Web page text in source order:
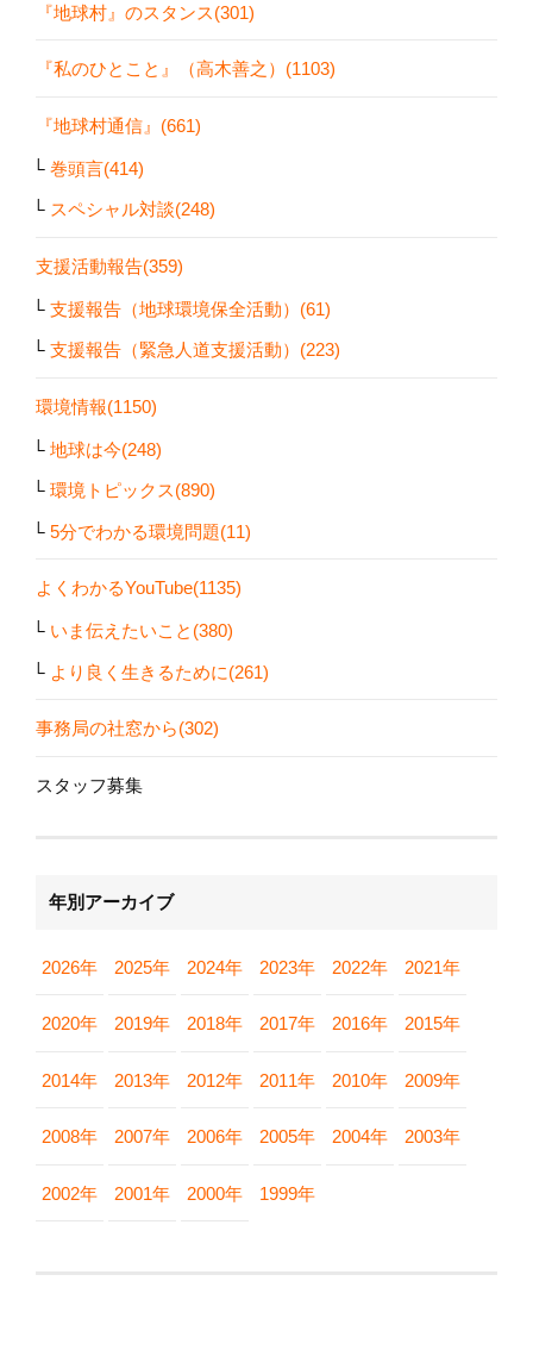
『地球村』のスタンス(301)
『私のひとこと』（高木善之）(1103)
『地球村通信』(661)
巻頭言(414)
スペシャル対談(248)
支援活動報告(359)
支援報告（地球環境保全活動）(61)
支援報告（緊急人道支援活動）(223)
環境情報(1150)
地球は今(248)
環境トピックス(890)
5分でわかる環境問題(11)
よくわかるYouTube(1135)
いま伝えたいこと(380)
より良く生きるために(261)
事務局の社窓から(302)
スタッフ募集
年別アーカイブ
2026年 2025年 2024年 2023年 2022年 2021年
2020年 2019年 2018年 2017年 2016年 2015年
2014年 2013年 2012年 2011年 2010年 2009年
2008年 2007年 2006年 2005年 2004年 2003年
2002年 2001年 2000年 1999年